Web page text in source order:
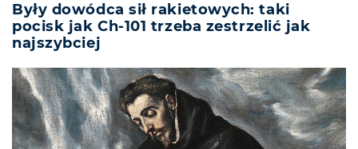
Były dowódca sił rakietowych: taki
pocisk jak Ch-101 trzeba zestrzelić jak
najszybciej